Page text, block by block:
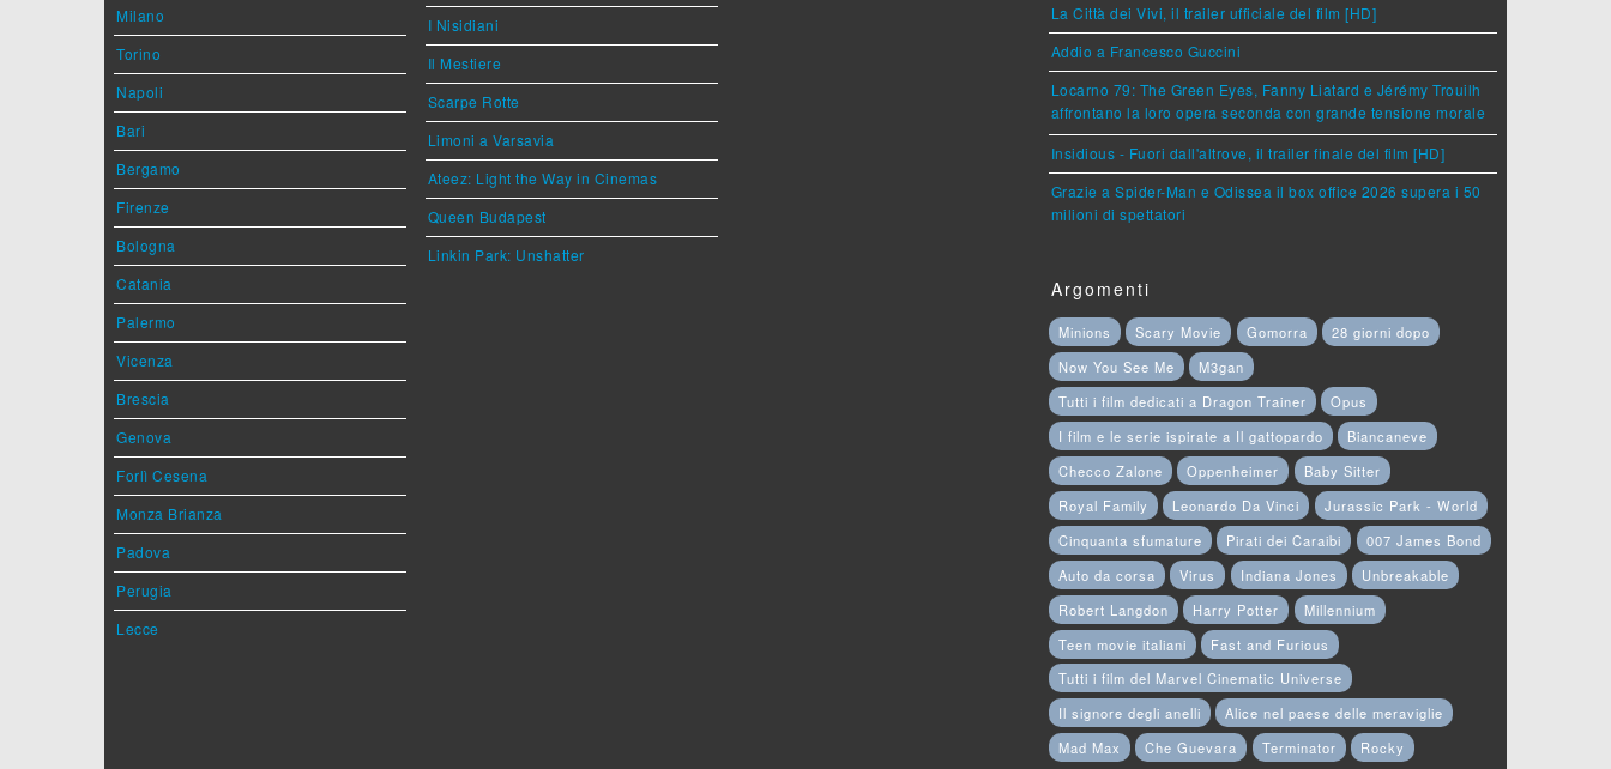
Milano
Torino
Napoli
Bari
Bergamo
Firenze
Bologna
Catania
Palermo
Vicenza
Brescia
Genova
Forlì Cesena
Monza Brianza
Padova
Perugia
Lecce
I Nisidiani
Il Mestiere
Scarpe Rotte
Limoni a Varsavia
Ateez: Light the Way in Cinemas
Queen Budapest
Linkin Park: Unshatter
La Città dei Vivi, il trailer ufficiale del film [HD]
Addio a Francesco Guccini
Locarno 79: The Green Eyes, Fanny Liatard e Jérémy Trouilh
affrontano la loro opera seconda con grande tensione morale
Insidious - Fuori dall'altrove, il trailer finale del film [HD]
Grazie a Spider-Man e Odissea il box office 2026 supera i 50
milioni di spettatori
Argomenti
Minions Scary Movie Gomorra
28 giorni dopo
Now You See Me
M3gan
Tutti i film dedicati a Dragon Trainer
Opus
I film e le serie ispirate a Il gattopardo
Biancaneve
Checco Zalone
Oppenheimer
Baby Sitter
Royal Family
Leonardo Da Vinci
Jurassic Park - World
Cinquanta sfumature
Pirati dei Caraibi
007 James Bond
Auto da corsa
Virus Indiana Jones
Unbreakable
Robert Langdon
Harry Potter
Millennium
Teen movie italiani
Fast and Furious
Tutti i film del Marvel Cinematic Universe
Il signore degli anelli
Alice nel paese delle meraviglie
Mad Max
Che Guevara Terminator Rocky